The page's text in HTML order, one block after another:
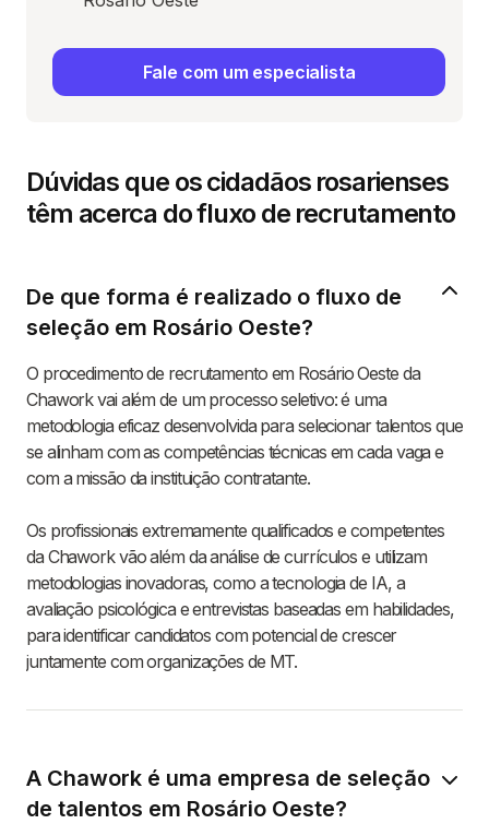
Dúvidas que os cidadãos rosarienses
têm acerca do fluxo de recrutamento
De que forma é realizado o fluxo de
seleção em Rosário Oeste?
O procedimento de recrutamento em Rosário Oeste da
Chawork vai além de um processo seletivo: é uma
metodologia eficaz desenvolvida para selecionar talentos que
se alinham com as competências técnicas em cada vaga e
com a missão da instituição contratante.
Os profissionais extremamente qualificados e competentes
da Chawork vão além da análise de currículos e utilizam
metodologias inovadoras, como a tecnologia de IA, a
avaliação psicológica e entrevistas baseadas em habilidades,
para identificar candidatos com potencial de crescer
juntamente com organizações de MT.
A Chawork é uma empresa de seleção
de talentos em Rosário Oeste?
Fale com um especialista